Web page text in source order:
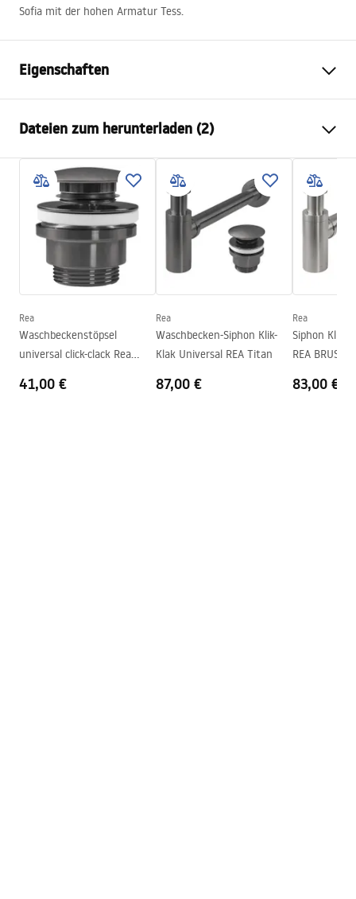
Sofia mit der hohen Armatur Tess.
Eigenschaften
Material
Sanitärkeramik
Farbe
Steinoptik
Fertigstellung
Matt
Länge
410mm
Breite
345
Höhe
150
Form
Armaturloch
Nicht
Dateien zum herunterladen (2)
Anweisungen zum Einbau
Basin.pdf
Warranty_Terms_and_Conditions_Basins_-_5.pdf
Rea
Waschbeckenstöpsel
universal click-clack Rea
41,00 €
Rea
Waschbecken-Siphon Klik-
Klak Universal REA Titan
87,00 €
Rea
Siphon Klik-
REA BRUSH
83,00 €